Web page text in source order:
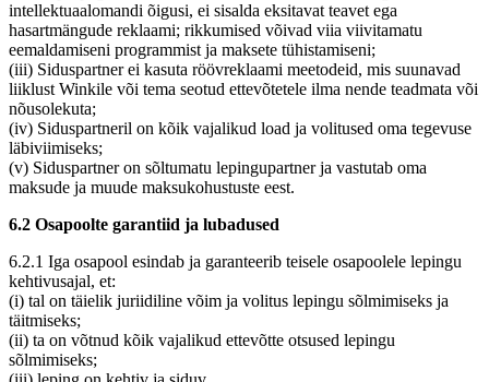
intellektuaalomandi õigusi, ei sisalda eksitavat teavet ega
hasartmängude reklaami; rikkumised võivad viia viivitamatu
eemaldamiseni programmist ja maksete tühistamiseni;
(iii) Siduspartner ei kasuta röövreklaami meetodeid, mis suunavad
liiklust Winkile või tema seotud ettevõtetele ilma nende teadmata või
nõusolekuta;
(iv) Siduspartneril on kõik vajalikud load ja volitused oma tegevuse
läbiviimiseks;
(v) Siduspartner on sõltumatu lepingupartner ja vastutab oma
maksude ja muude maksukohustuste eest.
6.2 Osapoolte garantiid ja lubadused
6.2.1 Iga osapool esindab ja garanteerib teisele osapoolele lepingu
kehtivusajal, et:
(i) tal on täielik juriidiline võim ja volitus lepingu sõlmimiseks ja
täitmiseks;
(ii) ta on võtnud kõik vajalikud ettevõtte otsused lepingu
sõlmimiseks;